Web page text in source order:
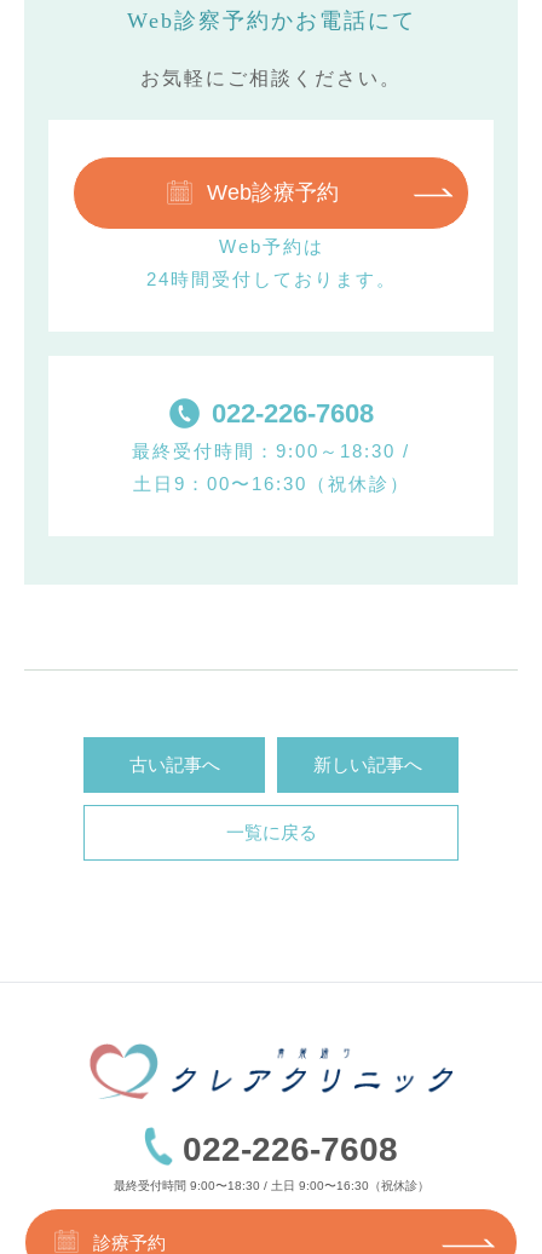
Web診察予約かお電話にて
お気軽にご相談ください。
Web診療予約
Web予約は
24時間受付しております。
022-226-7608
最終受付時間：9:00～18:30 /
土日9：00〜16:30（祝休診）
古い記事へ 新しい記事へ
一覧に戻る
022-226-7608
最終受付時間 9:00〜18:30 / 土日 9:00〜16:30（祝休診）
診療予約